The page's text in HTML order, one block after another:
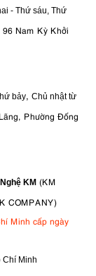
- Thứ sáu, Thứ
96 Nam Kỳ Khởi
bảy, Chủ nhật từ
Phường Đống
KM (KM
COMPANY)
Minh cấp ngày
Chí Minh